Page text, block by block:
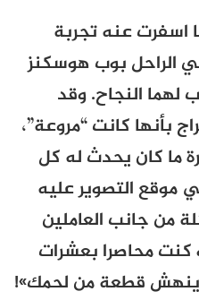
اسفرت عنه تجربة
الراحل بوب هوسكنز
لهما النجاح. وقد
بأنها كانت “مروعة”،
ما كان يحدث له كل
التصوير عليه
من جانب العاملين
كنت محاصرا بعشرات
ينهش قطعة من لحمك»!